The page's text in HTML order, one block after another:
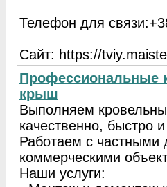
Телефон для
Сайт: https://
Профессиональные
крыш
Выполняем
качественно, быстро
Работаем с
коммерческими
Наши услуги: